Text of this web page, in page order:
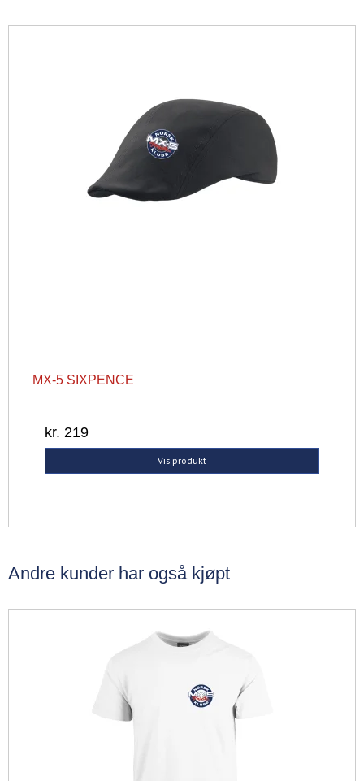
MX-5 SIXPENCE
kr. 219
Vis produkt
Andre kunder har også kjøpt